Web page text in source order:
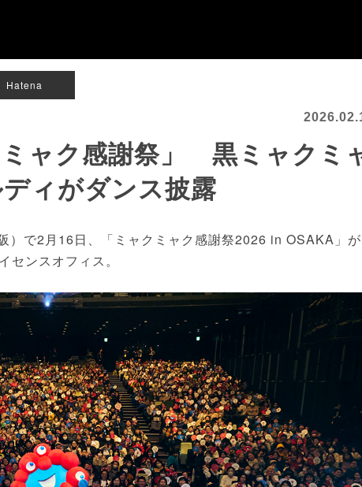
Hatena
ミャク感謝祭」 黒ミャクミ
ィがダンス披露
で2月16日、「ミャクミャク感謝祭2026 in OSAKA」
ンスオフィス。